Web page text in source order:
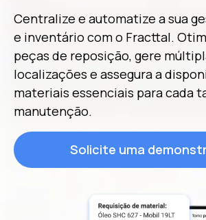
Centralize e automatize a sua
e inventário com o Fracttal.
peças de reposição, gere
localizações e assegura a
materiais essenciais para cada
manutenção.
Solicite uma